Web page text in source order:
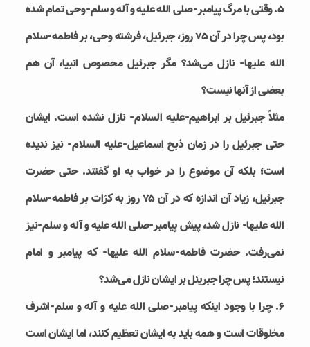
5. وقتی با مرگ پیامبر-صلی الله علیه و آله و سلم-وحی تمام شده
بود، پس چرا در آن ۷۵ روز، جبرئیل، فرشته وحی، بر فاطمه-سلام
الله علیها- نازل می‌شد؟ مگر جبرئیل مخصوص انبیا، آن هم
بعضی از آنها نیست؟
مثلاً جبرئیل بر ابراهیم-علیه السلام- نازل نشده است. ایشان
حتی جبرئیل را در زمان ذبح اسماعیل-علیه السلام- نیز ندیده
است؛ بلکه آن موضوع را در خواب به او گفتند. حتی حضرت
جبرئیل، زیاد آن اندازه که در آن ۷۵ روز به کرّات بر فاطمه-سلام
الله علیها- نازل شد، پیش پیامبر-صلی الله علیه و آله و سلم-نیز
نمی‌رفت. حضرت فاطمه-سلام الله علیها- که پیامبر و امام
نیستند؛ پس چرا جبریئل بر ایشان نازل می‌شد؟
6. چرا با وجود اینکه پیامبر-صلی الله علیه و آله و سلم-اشرف
مخلوقات است و همه باید به ایشان تعظیم کنند، اما ایشان است